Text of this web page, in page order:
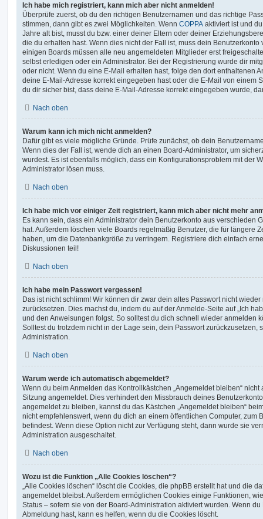
Ich habe mich registriert, kann mich aber nicht anmelden!
Überprüfe zuerst, ob du den richtigen Benutzernamen und das richtige
stimmen, dann gibt es zwei Möglichkeiten. Wenn COPPA aktiviert ist und
Jahre alt bist, musst du bzw. einer deiner Eltern oder deiner
die du erhalten hast. Wenn dies nicht der Fall ist, muss dein
einigen Boards müssen alle neu angemeldeten Mitglieder erst
selbst erledigen oder ein Administrator. Bei der Registrierung wurde dir
oder nicht. Wenn du eine E-Mail erhalten hast, folge den dort enthaltenen
deine E-Mail-Adresse korrekt eingegeben hast oder die E-Mail von einem
du dir sicher bist, dass deine E-Mail-Adresse korrekt eingegeben wurde,
Nach oben
Warum kann ich mich nicht anmelden?
Dafür gibt es viele mögliche Gründe. Prüfe zunächst, ob dein
Wenn dies der Fall ist, wende dich an einen Board-Administrator, um
wurdest. Es ist ebenfalls möglich, dass ein Konfigurationsproblem mit der
Administrator lösen muss.
Nach oben
Ich habe mich vor einiger Zeit registriert, kann mich aber nicht mehr
Es kann sein, dass ein Administrator dein Benutzerkonto aus verschieden
hat. Außerdem löschen viele Boards regelmäßig Benutzer, die für längere
haben, um die Datenbankgröße zu verringern. Registriere dich einfach
Diskussionen teil!
Nach oben
Ich habe mein Passwort vergessen!
Das ist nicht schlimm! Wir können dir zwar dein altes Passwort nicht
zurücksetzen. Dies machst du, indem du auf der Anmelde-Seite auf „Ich
und den Anweisungen folgst. So solltest du dich schnell wieder anmelden
Solltest du trotzdem nicht in der Lage sein, dein Passwort zurückzusetzen,
Administration.
Nach oben
Warum werde ich automatisch abgemeldet?
Wenn du beim Anmelden das Kontrollkästchen „Angemeldet bleiben“
Sitzung angemeldet. Dies verhindert den Missbrauch deines
angemeldet zu bleiben, kannst du das Kästchen „Angemeldet bleiben“
nicht empfehlenswert, wenn du dich an einem öffentlichen Computer, zum
befindest. Wenn diese Option nicht zur Verfügung steht, dann wurde sie
Administration ausgeschaltet.
Nach oben
Wozu ist die Funktion „Alle Cookies löschen“?
„Alle Cookies löschen“ löscht die Cookies, die phpBB erstellt hat und die
angemeldet bleibst. Außerdem ermöglichen Cookies einige Funktionen,
Status – sofern sie von der Board-Administration aktiviert wurden. Wenn
Abmeldung hast, kann es helfen, wenn du die Cookies löscht.